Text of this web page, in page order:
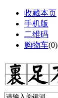
收藏本页
手机版
二维码
购物车(0)